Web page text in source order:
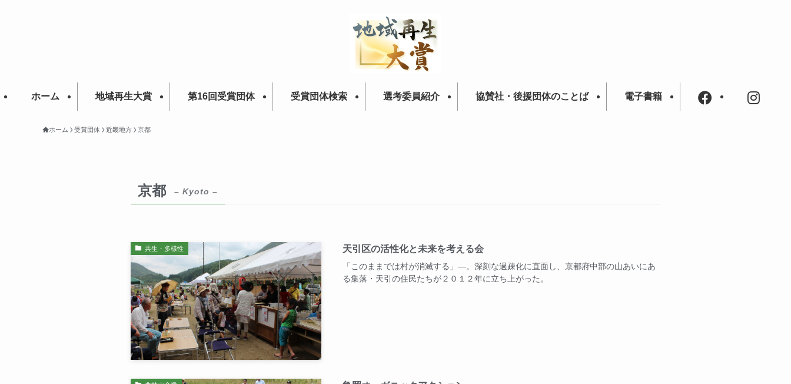
ホーム 地域再生大賞 第16回受賞団体 受賞団体検索 選考委員紹介 協賛社・後援団体のことば 電子書籍
ホーム 受賞団体 近畿地方 京都
京都 – Kyoto –
共生・多様性 天引区の活性化と未来を考える会
「このままでは村が消滅する」―。深刻な過疎化に直面し、京都府中部の山あいにあ
る集落・天引の住民たちが２０１２年に立ち上がった。